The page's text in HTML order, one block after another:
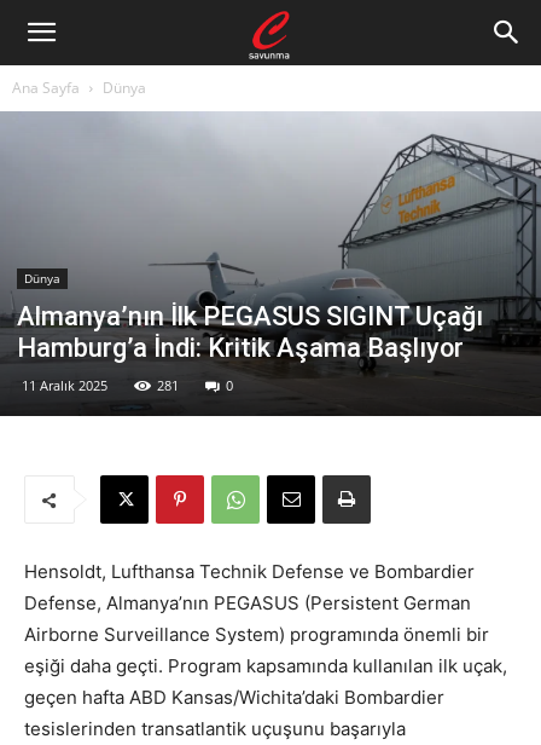
Ana Sayfa Dünya
Dünya
Almanya’nın İlk PEGASUS SIGINT Uçağı
Hamburg’a İndi: Kritik Aşama Başlıyor
11 Aralık 2025 281 0
Hensoldt, Lufthansa Technik Defense ve Bombardier
Defense, Almanya’nın PEGASUS (Persistent German
Airborne Surveillance System) programında önemli bir
eşiği daha geçti. Program kapsamında kullanılan ilk uçak,
geçen hafta ABD Kansas/Wichita’daki Bombardier
tesislerinden transatlantik uçuşunu başarıyla